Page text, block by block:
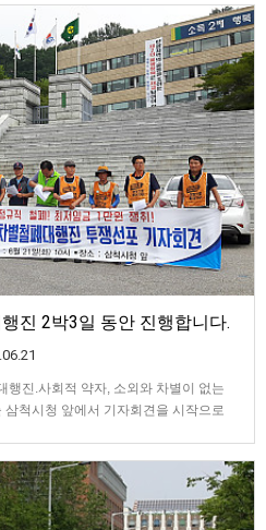
명과 민주노총 원주지역지부 조합원
진 2박3일 동안 진행합니다.
행진.사회적 약자, 소외와 차별이 없는
척시청 앞에서 기자회견을 시작으로
역 차별철폐 대행진 투쟁선포 기자회견